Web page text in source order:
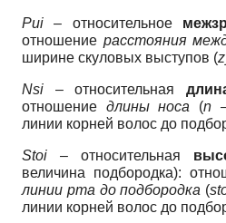
Pui – относительное
отношение расстояния
ширине скуловых выступов (
Nsi – относительная
отношение длины носа (n
линии корней волос до
Stoi – относительная
величина подбородка):
линии рта до подбородка (
линии корней волос до